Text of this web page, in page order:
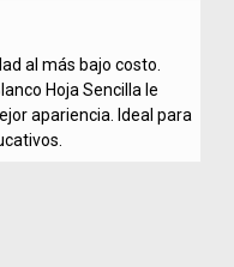
al más bajo costo.
Hoja Sencilla le
apariencia. Ideal para